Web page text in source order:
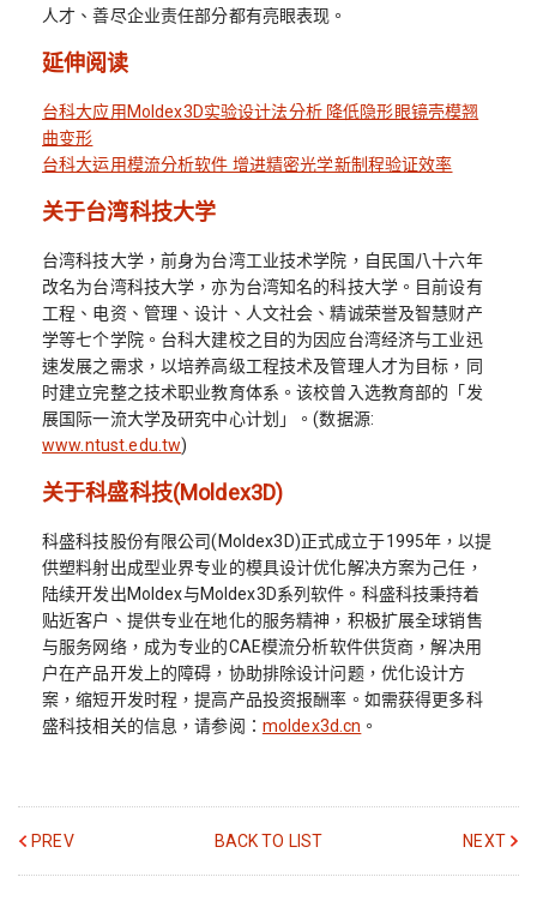
人才、善尽企业责任部分都有亮眼表现。
延伸阅读
台科大应用Moldex3D实验设计法分析 降低隐形眼镜壳模翘
曲变形
台科大运用模流分析软件 增进精密光学新制程验证效率
关于台湾科技大学
台湾科技大学，前身为台湾工业技术学院，自民国八十六年
改名为台湾科技大学，亦为台湾知名的科技大学。目前设有
工程、电资、管理、设计、人文社会、精诚荣誉及智慧财产
学等七个学院。台科大建校之目的为因应台湾经济与工业迅
速发展之需求，以培养高级工程技术及管理人才为目标，同
时建立完整之技术职业教育体系。该校曾入选教育部的「发
展国际一流大学及研究中心计划」。(数据源:
www.ntust.edu.tw)
关于科盛科技(Moldex3D)
科盛科技股份有限公司(Moldex3D)正式成立于1995年，以提
供塑料射出成型业界专业的模具设计优化解决方案为己任，
陆续开发出Moldex与Moldex3D系列软件。科盛科技秉持着
贴近客户、提供专业在地化的服务精神，积极扩展全球销售
与服务网络，成为专业的CAE模流分析软件供货商，解决用
户在产品开发上的障碍，协助排除设计问题，优化设计方
案，缩短开发时程，提高产品投资报酬率。如需获得更多科
盛科技相关的信息，请参阅： moldex3d.cn 。
PREV BACK TO LIST NEXT